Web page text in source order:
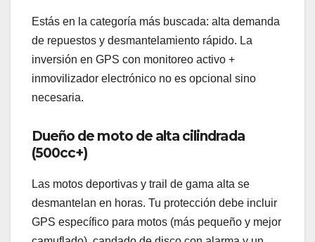
Estás en la categoría más buscada: alta demanda
de repuestos y desmantelamiento rápido. La
inversión en GPS con monitoreo activo +
inmovilizador electrónico no es opcional sino
necesaria.
Dueño de moto de alta cilindrada
(500cc+)
Las motos deportivas y trail de gama alta se
desmantelan en horas. Tu protección debe incluir
GPS específico para motos (más pequeño y mejor